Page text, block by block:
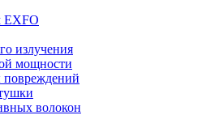
EXFO
излучения
мощности
повреждений
волокон